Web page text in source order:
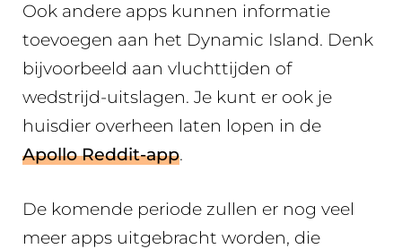
Ook andere apps kunnen informatie
toevoegen aan het Dynamic Island. Denk
bijvoorbeeld aan vluchttijden of
wedstrijd-uitslagen. Je kunt er ook je
huisdier overheen laten lopen in de
Apollo Reddit-app.
De komende periode zullen er nog veel
meer apps uitgebracht worden, die